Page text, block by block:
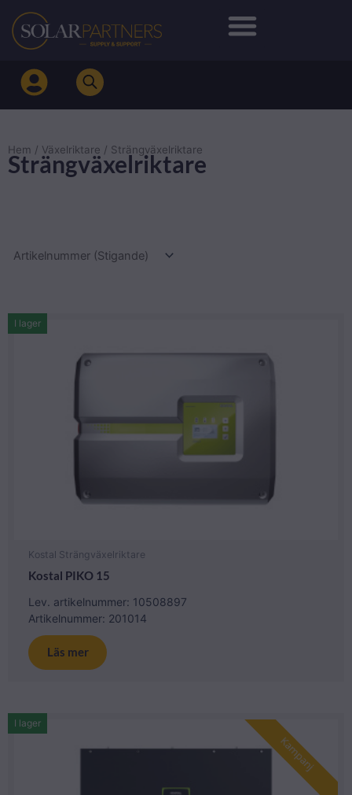
Hoppa
innehåll
Hem / Växelriktare / Strängväxelriktare
Strängväxelriktare
Kostal Strängväxelriktare
Kostal PIKO 15
Lev. artikelnummer: 10508897
Artikelnummer: 201014
I lager
Läs mer
Kampanj
I lager